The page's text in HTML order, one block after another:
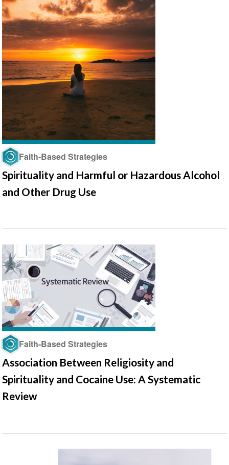
Faith-Based Strategies
Spirituality and Harmful or Hazardous Alcohol
and Other Drug Use
Faith-Based Strategies
Association Between Religiosity and
Spirituality and Cocaine Use: A Systematic
Review